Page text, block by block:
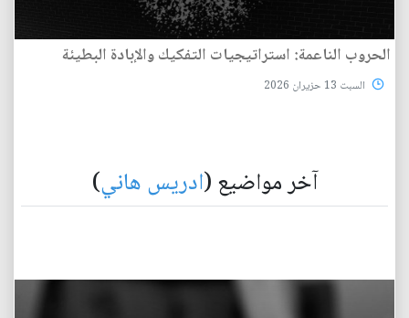
الحروب الناعمة: استراتيجيات التفكيك والإبادة البطيئة
السبت 13 حزيران 2026
آخر مواضيع (ادريس هاني)